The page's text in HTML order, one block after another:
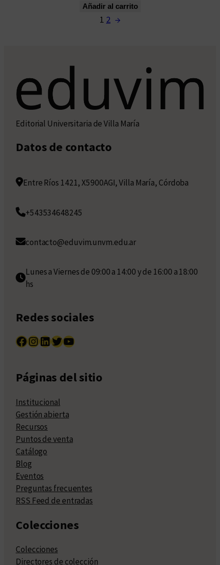
Añadir al carrito
1 2 →
Editorial Universitaria de Villa María
Datos de contacto
Entre Ríos 1421, X5900AGI, Villa María, Córdoba
+543534648245
contacto@eduvim.unvm.edu.ar
Lunes a Viernes de 09:00 a 14:00 y de 16:00 a 18:00
hs
Redes sociales
Facebook InstagramLinkedIn Twitter YouTube
Páginas del sitio
Institucional
Gestión abierta
Recursos
Puntos de venta
Catálogo
Blog
Eventos
Preguntas frecuentes
RSS Feed de entradas
Colecciones
Colecciones
Directores de colección